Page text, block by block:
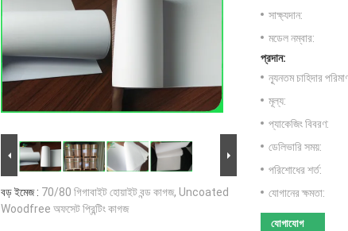
বড় ইমেজ : 70/80 গিগাবাইট হোয়াইট বন্ড কাগজ, Uncoated
Woodfree অফসেট প্রিন্টিং কাগজ
সাক্ষ্যদান:
মডেল নম্বার:
প্রদান:
ন্যূনতম চাহিদার
মূল্য:
প্যাকেজিং বিবরণ:
ডেলিভারি সময়:
পরিশোধের শর্ত:
যোগানের ক্ষমতা:
যোগাযোগ